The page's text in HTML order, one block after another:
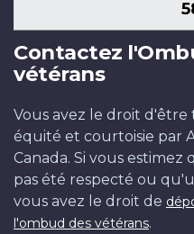
Contactez
vétérans
Vous avez le droit d'être
équité et courtoisie par
Canada. Si vous
pas été respecté ou
vous avez le droit de
l'ombud des vétérans.